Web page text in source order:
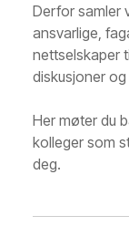
Derfor samler
ansvarlige,
nettselskaper
diskusjoner
Her møter du
kolleger som
deg.